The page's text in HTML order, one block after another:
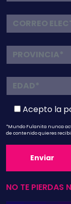
Acepto la
*Mundo Fulanita nunca
de contenido quieres
NO TE PIERDAS